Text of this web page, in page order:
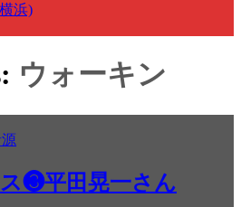
浜)
ウォーキン
❸平田晃一さん